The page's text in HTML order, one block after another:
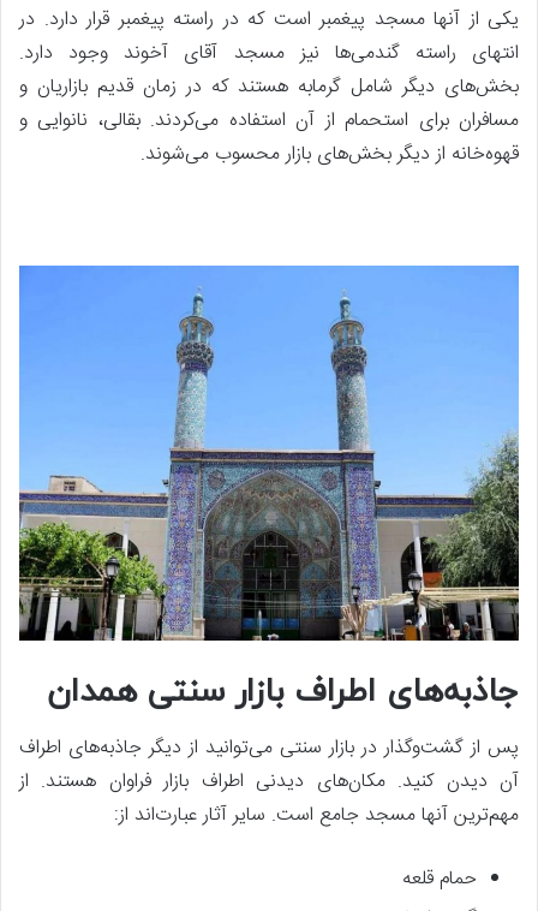
یکی از آنها مسجد پیغمبر است که در راسته پیغمبر قرار دارد. در
انتهای راسته گندمی‌ها نیز مسجد آقای آخوند وجود دارد.
بخش‌های دیگر شامل گرمابه هستند که در زمان قدیم بازاریان و
مسافران برای استحمام از آن استفاده می‌کردند. بقالی، نانوایی و
قهوه‌خانه از دیگر بخش‌های بازار محسوب می‌شوند.
جاذبه‌های اطراف بازار سنتی همدان
پس از گشت‌وگذار در بازار سنتی می‌توانید از دیگر جاذبه‌های اطراف
آن دیدن کنید. مکان‌های دیدنی اطراف بازار فراوان هستند. از
مهم‌ترین آنها مسجد جامع است. سایر آثار عبارت‌اند از:
حمام قلعه